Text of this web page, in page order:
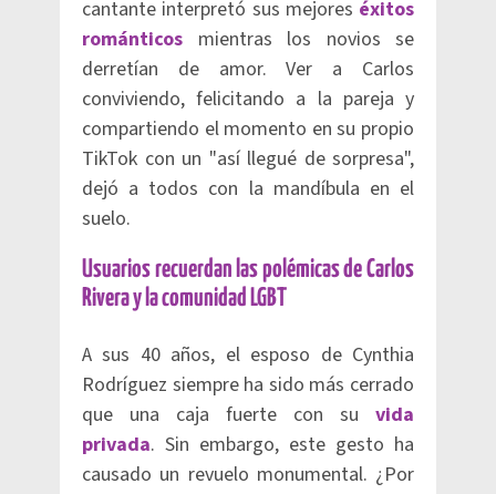
cantante interpretó sus mejores éxitos
románticos mientras los novios se
derretían de amor. Ver a Carlos
conviviendo, felicitando a la pareja y
compartiendo el momento en su propio
TikTok con un "así llegué de sorpresa",
dejó a todos con la mandíbula en el
suelo.
Usuarios recuerdan las polémicas de Carlos
Rivera y la comunidad LGBT
A sus 40 años, el esposo de Cynthia
Rodríguez siempre ha sido más cerrado
que una caja fuerte con su vida
privada. Sin embargo, este gesto ha
causado un revuelo monumental. ¿Por